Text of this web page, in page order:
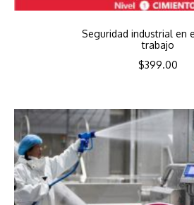
Seguridad industrial en
trabajo
$399.00